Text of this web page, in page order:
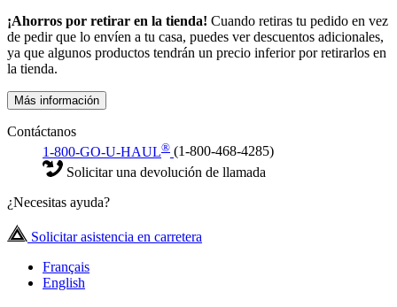
¡Ahorros por retirar en la tienda! Cuando retiras tu pedido en vez
de pedir que lo envíen a tu casa, puedes ver descuentos adicionales,
ya que algunos productos tendrán un precio inferior por retirarlos en
la tienda.
Más información
Contáctanos
1-800-GO-U-HAUL® (1-800-468-4285)
Solicitar una devolución de llamada
¿Necesitas ayuda?
Solicitar asistencia en carretera
Français
English